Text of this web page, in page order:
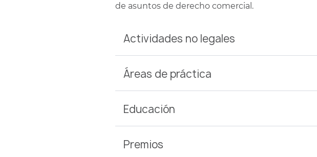
de asuntos de derecho comercial.
Actividades no legales
Áreas de práctica
Educación
Premios